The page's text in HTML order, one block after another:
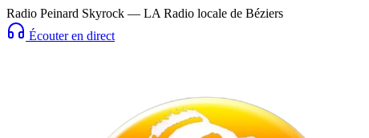
Radio Peinard Skyrock — LA Radio locale de Béziers
Écouter en direct